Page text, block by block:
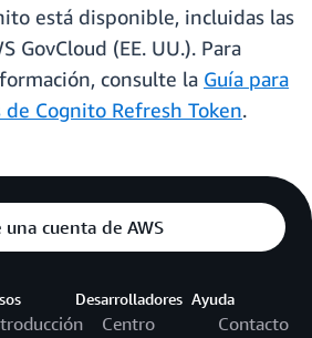
está disponible, incluidas las
GovCloud (EE. UU.). Para
consulte la Guía para
Cognito Refresh Token.
una cuenta de AWS
Desarrolladores
Centro
Ayuda
Contacto